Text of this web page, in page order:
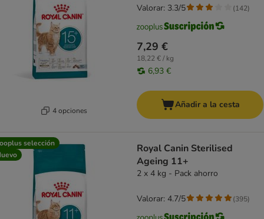
4 opciones
7,29 €
18,22 € / kg
6,93 €
Valorar: 3.3/5 (142)
Añadir a la cesta
selección
Royal Canin Sterilised
Ageing 11+
2 x 4 kg - Pack ahorro
Valorar: 4.7/5 (395)